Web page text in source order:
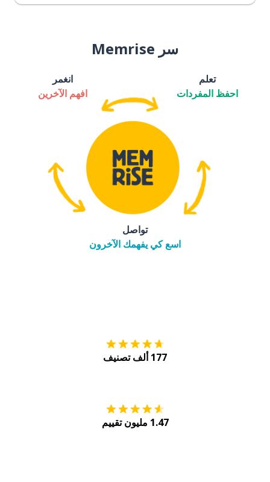
سر Memrise
تعلم
احفظ المفردات
انغمر
افهم الآخرين
تواصل
اسع كي يفهمك الآخرون
177 ألف تصنيف
1.47 مليون تقييم